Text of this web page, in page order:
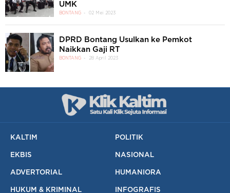
UMK
BONTANG 02 Mei 2023
DPRD Bontang Usulkan ke Pemkot
Naikkan Gaji RT
BONTANG 28 April 2023
KALTIM POLITIK
EKBIS NASIONAL
ADVERTORIAL HUMANIORA
HUKUM & KRIMINAL INFOGRAFIS